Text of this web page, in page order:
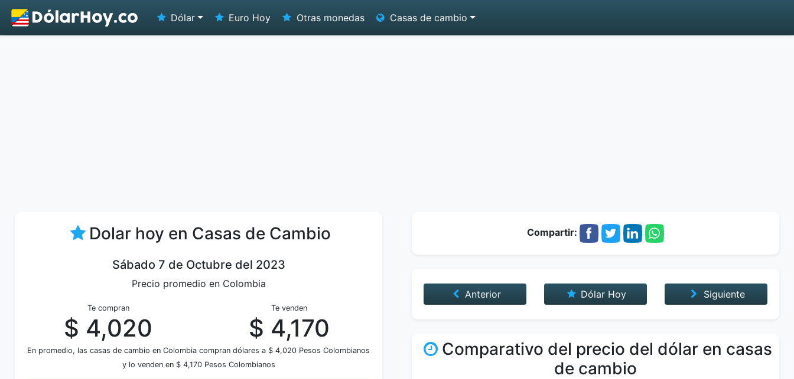
Dólar Euro Hoy Otras monedas Casas de cambio
Dolar hoy en Casas de Cambio
Sábado 7 de Octubre del 2023
Precio promedio en Colombia
Te compran
$ 4,020
Te venden
$ 4,170
En promedio, las casas de cambio en Colombia compran dólares a $ 4,020 Pesos Colombianos
y lo venden en $ 4,170 Pesos Colombianos
Compartir:
Anterior Dólar Hoy Siguiente
Comparativo del precio del dólar en casas
de cambio